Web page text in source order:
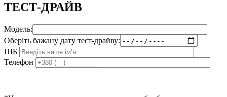
ТЕСТ-ДРАЙВ
Модель:
Оберіть бажану дату тест-драйву:
ПІБ
Телефон